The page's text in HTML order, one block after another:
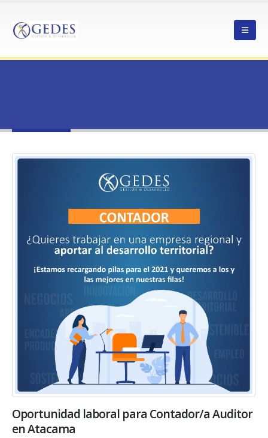
Oportunidad laboral para Contador/a Auditor
en Atacama